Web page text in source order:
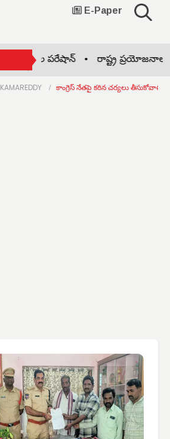
E-Paper
ఫీజుల పరేషాన్ • రాష్ట్ర ప్రయోజనాలు
KAMAREDDY కాంగ్రెస్ నేతపై కఠిన చర్యలు తీసుకోవాలి